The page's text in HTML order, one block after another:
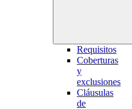
Requisitos
Coberturas
y
exclusiones
Cláusulas
de